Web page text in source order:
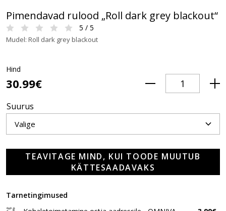
Pimendavad rulood „Roll dark grey blackout“
5 / 5
Mudel: Roll dark grey blackout
Hind
30.99€
Suurus
TEAVITAGE MIND, KUI TOODE MUUTUB
KÄTTESAADAVAKS
Tarnetingimused